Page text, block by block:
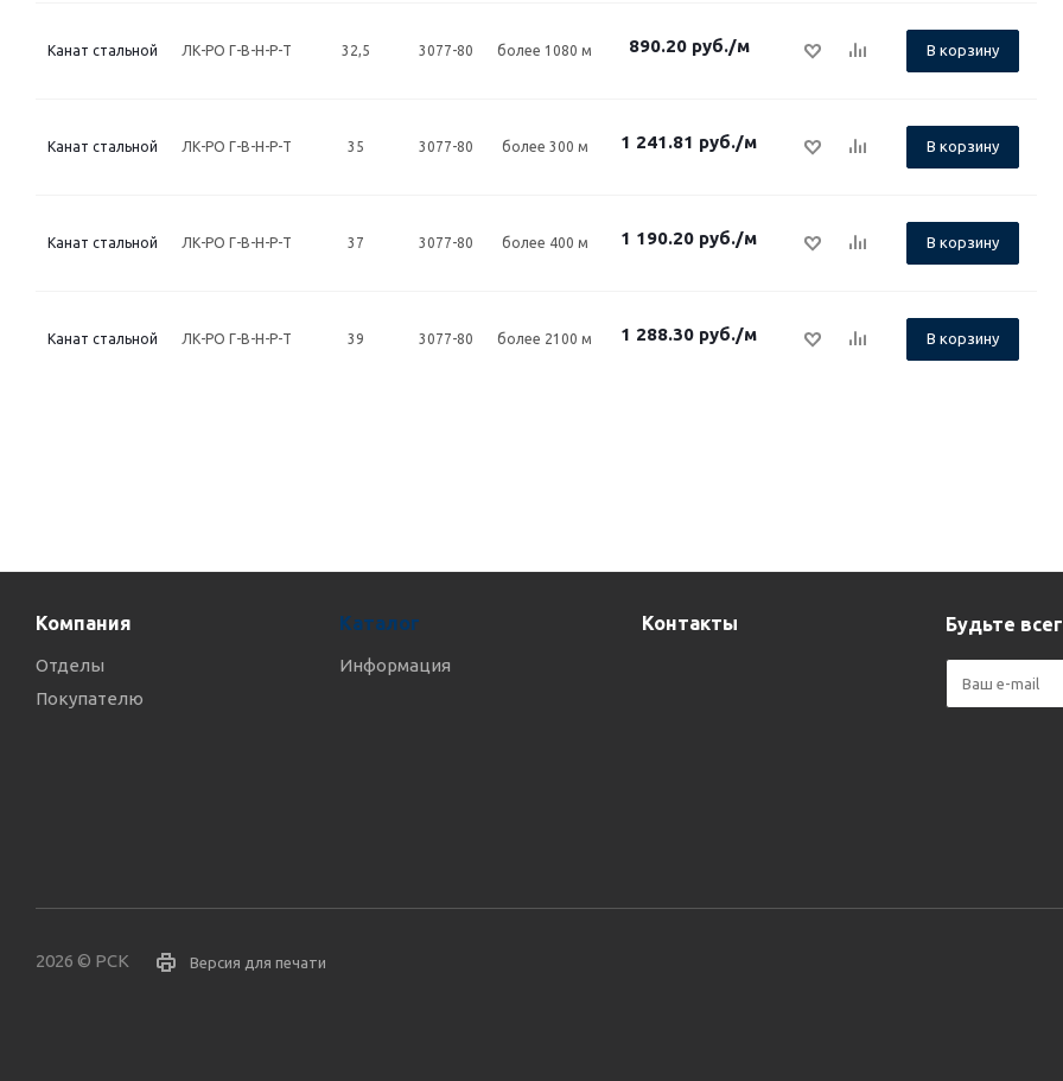
Канат стальной ЛК-РО Г-В-Н-Р-Т 32,5 3077-80 более 1080 м 890.20руб./м В корзину
Канат стальной ЛК-РО Г-В-Н-Р-Т 35 3077-80 более 300 м 1 241.81 руб./м В корзину
Канат стальной ЛК-РО Г-В-Н-Р-Т 37 3077-80 более 400 м 1 190.20 руб./м В корзину
Канат стальной ЛК-РО Г-В-Н-Р-Т 39 3077-80 более 2100 м 1 288.30 руб./м В корзину
Компания
Отделы
Покупателю
Каталог
Информация
Контакты Будьте
2026 © РСК Версия для печати